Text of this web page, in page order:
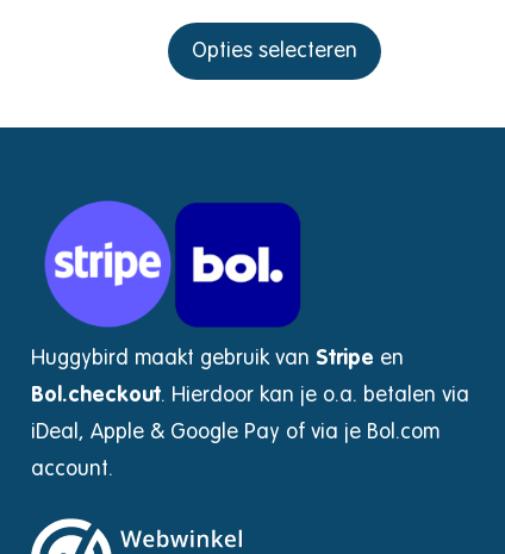
Opties selecteren
Huggybird maakt gebruik van Stripe en
Bol.checkout. Hierdoor kan je o.a. betalen via
iDeal, Apple & Google Pay of via je Bol.com
account.